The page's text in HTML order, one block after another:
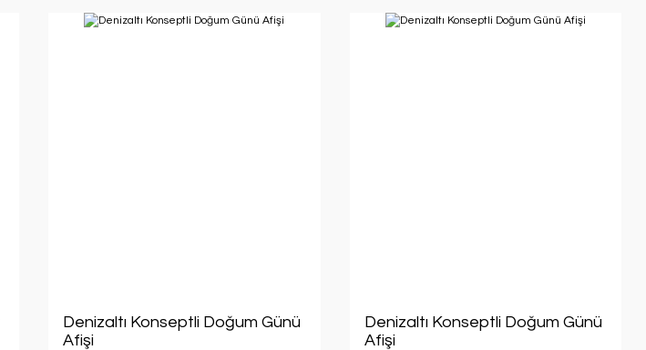
Denizaltı Konseptli Doğum Günü
Afişi
Denizaltı Konseptli Doğum Günü
Afişi